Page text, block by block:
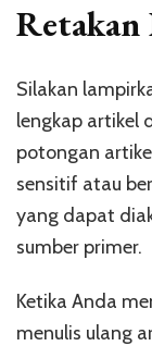
Retakan
Silakan
lengkap artikel
potongan
sensitif atau
yang dapat
sumber primer.
Ketika Anda
menulis ulang